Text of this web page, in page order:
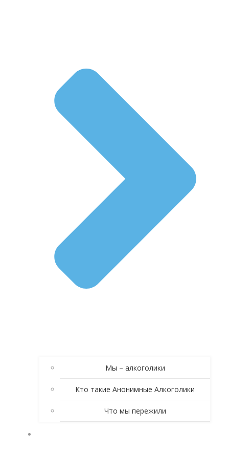
Мы – алкоголики
Кто такие Анонимные Алкоголики
Что мы пережили